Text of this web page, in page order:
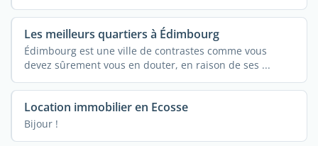
Les meilleurs quartiers à Édimbourg
Édimbourg est une ville de contrastes comme vous
devez sûrement vous en douter, en raison de ses ...
Location immobilier en Ecosse
Bijour !